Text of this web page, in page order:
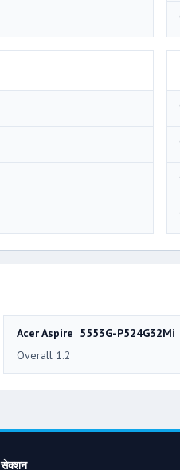
Acer Aspire 5553G-P524G32Mi
Overall 1.2
सेक्शन